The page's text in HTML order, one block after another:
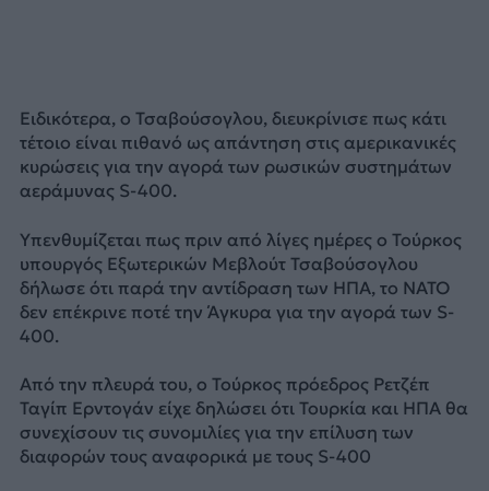
Ειδικότερα, ο Τσαβούσογλου, διευκρίνισε πως κάτι
τέτοιο είναι πιθανό ως απάντηση στις αμερικανικές
κυρώσεις για την αγορά των ρωσικών συστημάτων
αεράμυνας S-400.
Υπενθυμίζεται πως πριν από λίγες ημέρες ο Τούρκος
υπουργός Εξωτερικών Μεβλούτ Τσαβούσογλου
δήλωσε ότι παρά την αντίδραση των ΗΠΑ, το ΝΑΤΟ
δεν επέκρινε ποτέ την Άγκυρα για την αγορά των S-
400.
Από την πλευρά του, ο Τούρκος πρόεδρος Ρετζέπ
Ταγίπ Ερντογάν είχε δηλώσει ότι Τουρκία και ΗΠΑ θα
συνεχίσουν τις συνομιλίες για την επίλυση των
διαφορών τους αναφορικά με τους S-400